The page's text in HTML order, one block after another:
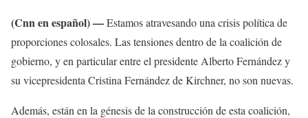
(Cnn en español) —Estamos atravesando una crisis política de
proporciones colosales. Las tensiones dentro de la coalición de
gobierno, y en particular entre el presidente Alberto Fernández y
su vicepresidenta Cristina Fernández de Kirchner, no son nuevas.
Además, están en la génesis de la construcción de esta coalición,